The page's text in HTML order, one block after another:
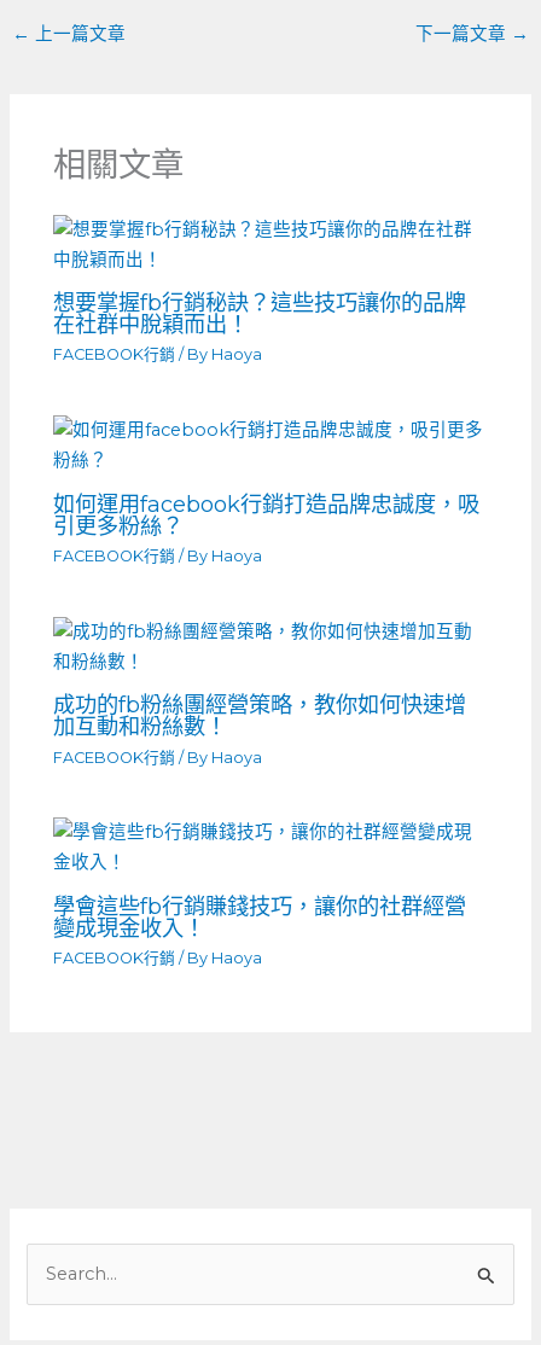
← 上一篇文章 下一篇文章 →
相關文章
想要掌握fb行銷秘訣？這些技巧讓你的品牌
在社群中脫穎而出！
FACEBOOK行銷 / By Haoya
如何運用facebook行銷打造品牌忠誠度，吸
引更多粉絲？
FACEBOOK行銷 / By Haoya
成功的fb粉絲團經營策略，教你如何快速增
加互動和粉絲數！
FACEBOOK行銷 / By Haoya
學會這些fb行銷賺錢技巧，讓你的社群經營
變成現金收入！
FACEBOOK行銷 / By Haoya